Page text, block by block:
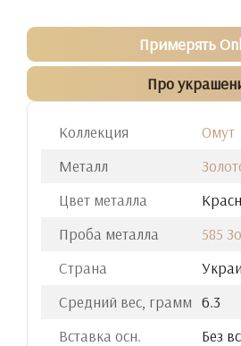
Примерять
Про
Коллекция
Омут
Металл
Цвет металла
Проба металла
585
Страна
Средний вес, грамм 6.3
Вставка осн.
Без